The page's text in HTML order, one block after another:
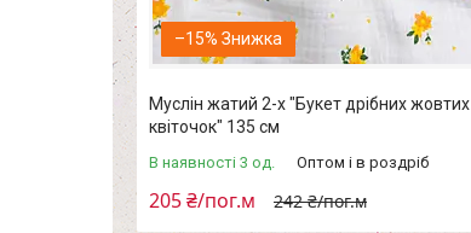
–15%
Муслін жатий 2-х "Букет дрібних жовтих
квіточок" 135 см
В наявності 3 од. Оптом і в роздріб
242 ₴/пог.м
205 ₴/пог.м